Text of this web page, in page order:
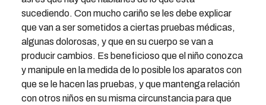
sucediendo. Con mucho cariño se les debe explicar
que van a ser sometidos a ciertas pruebas médicas,
algunas dolorosas, y que en su cuerpo se van a
producir cambios. Es beneficioso que el niño conozca
y manipule en la medida de lo posible los aparatos con
que se le hacen las pruebas, y que mantenga relación
con otros niños en su misma circunstancia para que